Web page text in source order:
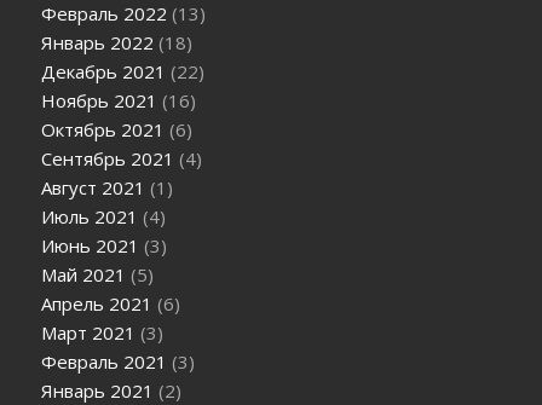
Февраль 2022 (13)
Январь 2022 (18)
Декабрь 2021 (22)
Ноябрь 2021 (16)
Октябрь 2021 (6)
Сентябрь 2021 (4)
Август 2021 (1)
Июль 2021 (4)
Июнь 2021 (3)
Май 2021 (5)
Апрель 2021 (6)
Март 2021 (3)
Февраль 2021 (3)
Январь 2021 (2)